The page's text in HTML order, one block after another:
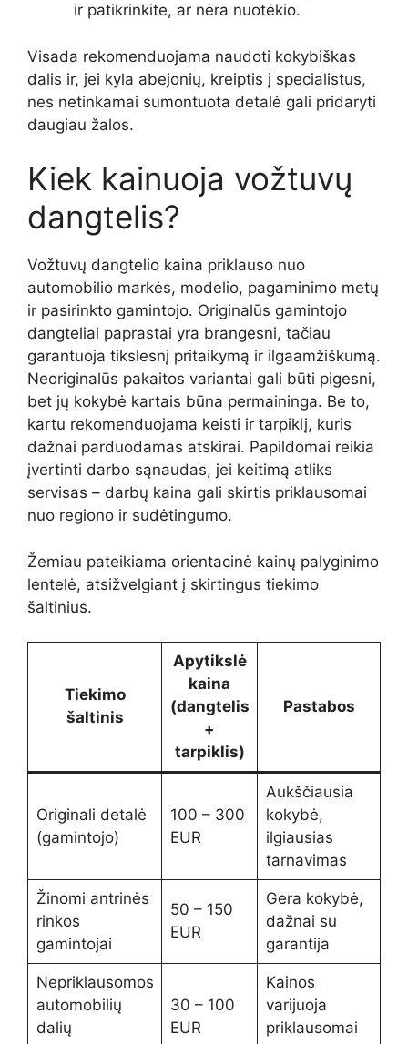
ir patikrinkite, ar nėra nuotėkio.
Visada rekomenduojama naudoti kokybiškas
dalis ir, jei kyla abejonių, kreiptis į specialistus,
nes netinkamai sumontuota detalė gali pridaryti
daugiau žalos.
Kiek kainuoja vožtuvų
dangtelis?
Vožtuvų dangtelio kaina priklauso nuo
automobilio markės, modelio, pagaminimo metų
ir pasirinkto gamintojo. Originalūs gamintojo
dangteliai paprastai yra brangesni, tačiau
garantuoja tikslesnį pritaikymą ir ilgaamžiškumą.
Neoriginalūs pakaitos variantai gali būti pigesni,
bet jų kokybė kartais būna permaininga. Be to,
kartu rekomenduojama keisti ir tarpiklį, kuris
dažnai parduodamas atskirai. Papildomai reikia
įvertinti darbo sąnaudas, jei keitimą atliks
servisas – darbų kaina gali skirtis priklausomai
nuo regiono ir sudėtingumo.
Žemiau pateikiama orientacinė kainų palyginimo
lentelė, atsižvelgiant į skirtingus tiekimo
šaltinius.
Tiekimo
šaltinis
Apytikslė
kaina
(dangtelis
+
tarpiklis)
Pastabos
Originali detalė
(gamintojo)
100 – 300
EUR
Aukščiausia
kokybė,
ilgiausias
tarnavimas
Žinomi antrinės
rinkos
gamintojai
50 – 150
EUR
Gera kokybė,
dažnai su
garantija
Nepriklausomos
automobilių
dalių
30 – 100
EUR
Kainos
varijuoja
priklausomai